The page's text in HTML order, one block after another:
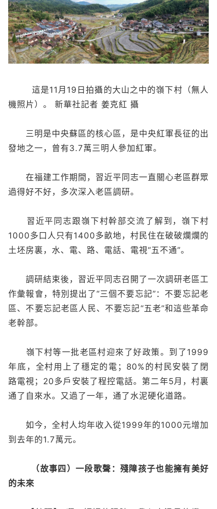
這是11月19日拍攝的大山之中的嶺下村（無人
機照片）。 新華社記者 姜克紅 攝
三明是中央蘇區的核心區，是中央紅軍長征的出
發地之一，曾有3.7萬三明人參加紅軍。
在福建工作期間，習近平同志一直關心老區群眾
過得好不好，多次深入老區調研。
習近平同志跟嶺下村幹部交流了解到，嶺下村
1000多口人只有1400多畝地，村民住在破破爛爛的
土坯房裏，水、電、路、電話、電視“五不通”。
調研結束後，習近平同志召開了一次調研老區工
作彙報會，特別提出了“三個不要忘記”：不要忘記老
區、不要忘記老區人民、不要忘記“五老”和這些革命
老幹部。
嶺下村等一批老區村迎來了好政策。到了1999
年底，全村用上了穩定的電；80%的村民安裝了閉
路電視；20多戶安裝了程控電話。第二年5月，村裏
通了自來水。又過了一年，通了水泥硬化道路。
如今，全村人均年收入從1999年的1000元增加
到去年的1.7萬元。
（故事四）一段歌聲：殘障孩子也能擁有美好
的未來